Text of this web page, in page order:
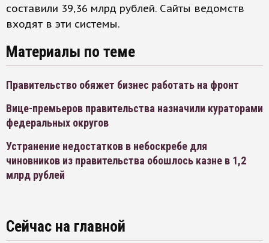
составили 39,36 млрд рублей. Сайты ведомств
входят в эти системы.
Материалы по теме
Правительство обяжет бизнес работать на фронт
Вице-премьеров правительства назначили кураторами
федеральных округов
Устранение недостатков в небоскребе для
чиновников из правительства обошлось казне в 1,2
млрд рублей
Сейчас на главной